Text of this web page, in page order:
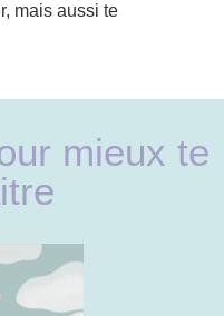
mais aussi te
mieux te